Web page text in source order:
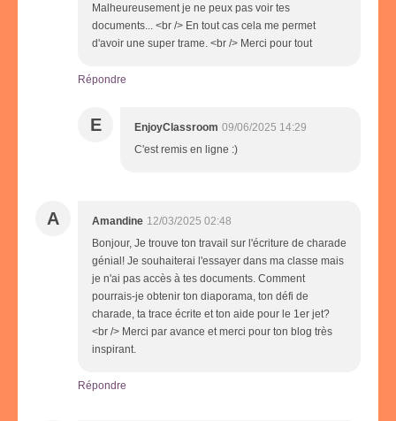
Malheureusement je ne peux pas voir tes
documents... <br /> En tout cas cela me permet
d'avoir une super trame. <br /> Merci pour tout
Répondre
E EnjoyClassroom 09/06/2025 14:29
C'est remis en ligne :)
A Amandine 12/03/2025 02:48
Bonjour, Je trouve ton travail sur l'écriture de charade
génial! Je souhaiterai l'essayer dans ma classe mais
je n'ai pas accès à tes documents. Comment
pourrais-je obtenir ton diaporama, ton défi de
charade, ta trace écrite et ton aide pour le 1er jet?
<br /> Merci par avance et merci pour ton blog très
inspirant.
Répondre